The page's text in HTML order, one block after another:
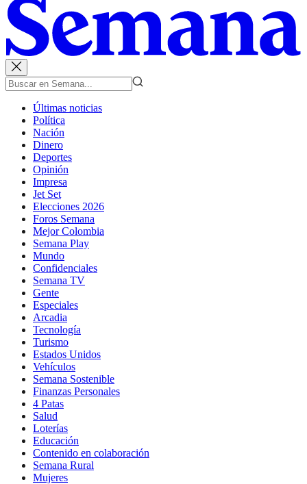
Últimas noticias
Política
Nación
Dinero
Deportes
Opinión
Impresa
Jet Set
Elecciones 2026
Foros Semana
Mejor Colombia
Semana Play
Mundo
Confidenciales
Semana TV
Gente
Especiales
Arcadia
Tecnología
Turismo
Estados Unidos
Vehículos
Semana Sostenible
Finanzas Personales
4 Patas
Salud
Loterías
Educación
Contenido en colaboración
Semana Rural
Mujeres